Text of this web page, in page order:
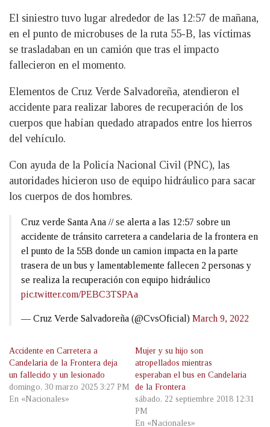
El siniestro tuvo lugar alrededor de las 12:57 de mañana,
en el punto de microbuses de la ruta 55-B, las víctimas
se trasladaban en un camión que tras el impacto
fallecieron en el momento.
Elementos de Cruz Verde Salvadoreña, atendieron el
accidente para realizar labores de recuperación de los
cuerpos que habían quedado atrapados entre los hierros
del vehículo.
Con ayuda de la Policía Nacional Civil (PNC), las
autoridades hicieron uso de equipo hidráulico para sacar
los cuerpos de dos hombres.
Cruz verde Santa Ana // se alerta a las 12:57 sobre un
accidente de tránsito carretera a candelaria de la frontera en
el punto de la 55B donde un camion impacta en la parte
trasera de un bus y lamentablemente fallecen 2 personas y
se realiza la recuperación con equipo hidráulico
pic.twitter.com/PEBC3TSPAa
— Cruz Verde Salvadoreña (@CvsOficial) March 9, 2022
Accidente en Carretera a
Candelaria de la Frontera deja
un fallecido y un lesionado
domingo, 30 marzo 2025 3:27 PM
En «Nacionales»
Mujer y su hijo son
atropellados mientras
esperaban el bus en Candelaria
de la Frontera
sábado, 22 septiembre 2018 12:31
PM
En «Nacionales»